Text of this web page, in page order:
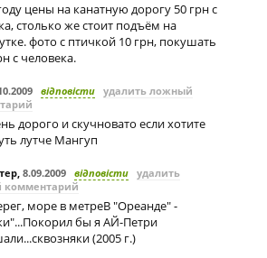
цены на канатную дорогу 50 грн с
столько же стоит подъём на
фото с птичкой 10 грн, покушать
с человека.
відповісти удалить ложный
дорого и скучновато если хотите
лутче Мангуп
, 8.09.2009 відповісти удалить
море в метреВ "Ореанде" -
бы я АЙ-Петри
(2005 г.)